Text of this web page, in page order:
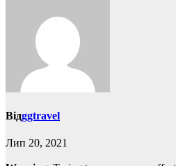
Відggtravel
Лип 20, 2021